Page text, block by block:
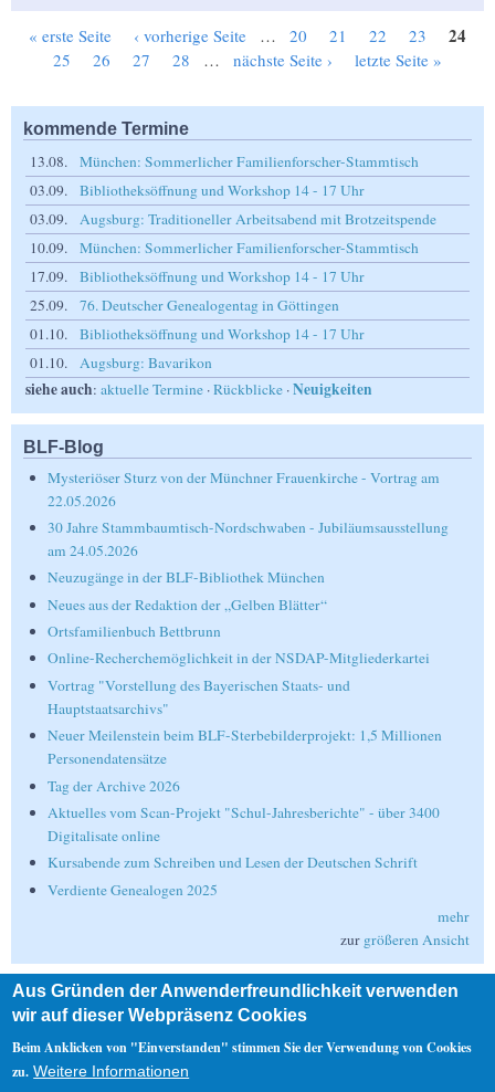
Seiten
« erste Seite ‹ vorherige Seite … 20 21 22 23 24
25 26 27 28 … nächste Seite › letzte Seite »
kommende Termine
13.08.
München: Sommerlicher Familienforscher-Stammtisch
03.09.
Bibliotheksöffnung und Workshop 14 - 17 Uhr
03.09.
Augsburg: Traditioneller Arbeitsabend mit Brotzeitspende
10.09.
München: Sommerlicher Familienforscher-Stammtisch
17.09.
Bibliotheksöffnung und Workshop 14 - 17 Uhr
25.09.
76. Deutscher Genealogentag in Göttingen
01.10.
Bibliotheksöffnung und Workshop 14 - 17 Uhr
01.10.
Augsburg: Bavarikon
siehe auch: aktuelle Termine ·Rückblicke ·Neuigkeiten
BLF-Blog
Mysteriöser Sturz von der Münchner Frauenkirche - Vortrag am
22.05.2026
30 Jahre Stammbaumtisch-Nordschwaben - Jubiläumsausstellung
am 24.05.2026
Neuzugänge in der BLF-Bibliothek München
Neues aus der Redaktion der „Gelben Blätter“
Ortsfamilienbuch Bettbrunn
Online-Recherchemöglichkeit in der NSDAP-Mitgliederkartei
Vortrag "Vorstellung des Bayerischen Staats- und
Hauptstaatsarchivs"
Neuer Meilenstein beim BLF-Sterbebilderprojekt: 1,5 Millionen
Personendatensätze
Tag der Archive 2026
Aktuelles vom Scan-Projekt "Schul-Jahresberichte" - über 3400
Digitalisate online
Kursabende zum Schreiben und Lesen der Deutschen Schrift
Verdiente Genealogen 2025
mehr
zur größeren Ansicht
Suche
Suche
Aus Gründen der Anwenderfreundlichkeit verwenden
wir auf dieser Webpräsenz Cookies
Beim Anklicken von "Einverstanden" stimmen Sie der Verwendung von Cookies
zu. Weitere Informationen